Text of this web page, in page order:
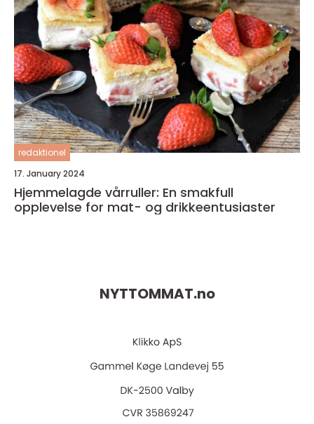
redaktionel
17. January 2024
Hjemmelagde vårruller: En smakfull
opplevelse for mat- og drikkeentusiaster
NYTTOMMAT.no